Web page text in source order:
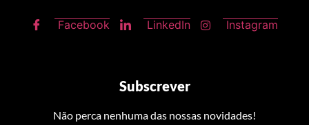
Facebook LinkedIn Instagram
Subscrever
Não perca nenhuma das nossas novidades!